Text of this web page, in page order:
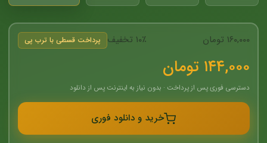
۱۶۰,۰۰۰ تومان ۱۰٪ تخفیف پرداخت قسطی با ترب پی
۱۴۴,۰۰۰ تومان
دسترسی فوری پس از پرداخت · بدون نیاز به اینترنت پس از دانلود
خرید و دانلود فوری